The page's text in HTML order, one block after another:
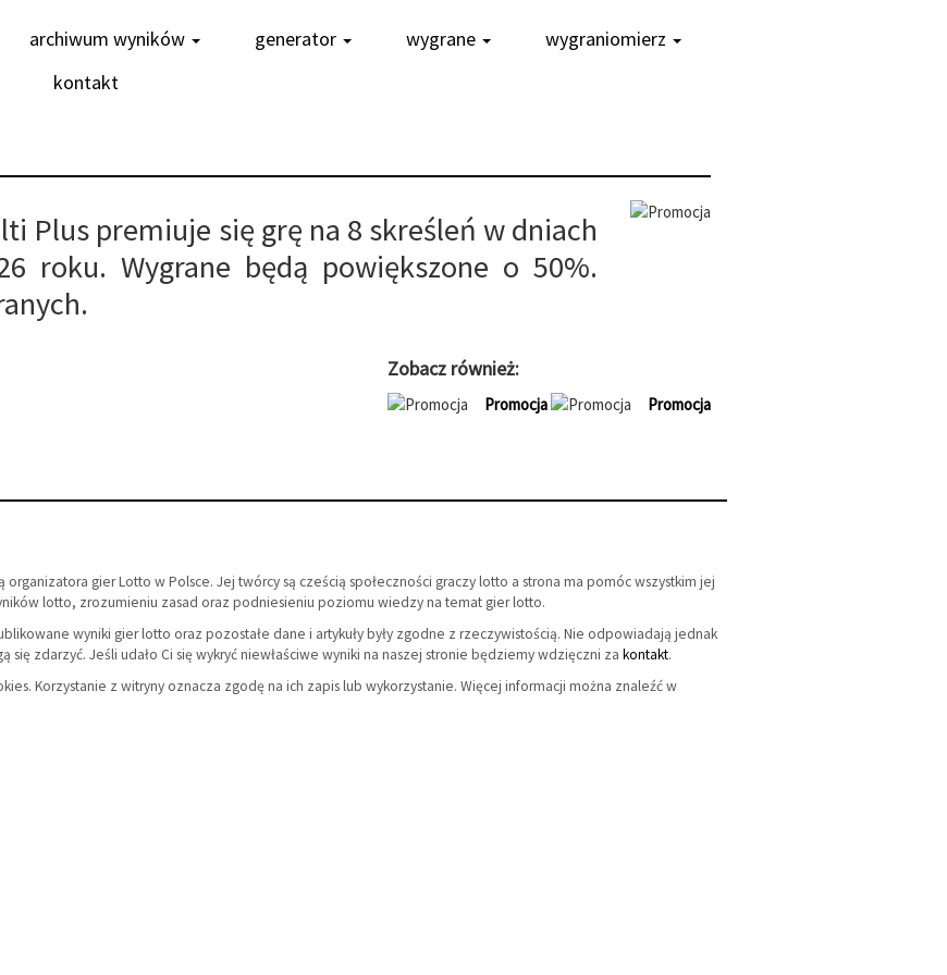
archiwum wyników generator wygrane
wygraniomierz
kontakt
Plus premiuje się grę na 8 skreśleń w dniach
roku. Wygrane będą powiększone o 50%.
Zobacz również:
Promocja Promocja
gier Lotto w Polsce. Jej twórcy są cześcią społeczności graczy lotto a strona ma pomóc wszystkim jej
lotto, zrozumieniu zasad oraz podniesieniu poziomu wiedzy na temat gier lotto.
wyniki gier lotto oraz pozostałe dane i artykuły były zgodne z rzeczywistością. Nie odpowiadają jednak
się zdarzyć. Jeśli udało Ci się wykryć niewłaściwe wyniki na naszej stronie będziemy wdzięczni za kontakt.
Korzystanie z witryny oznacza zgodę na ich zapis lub wykorzystanie. Więcej informacji można znaleźć w